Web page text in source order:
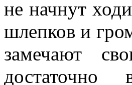
не начнут
шлепков и
замечают